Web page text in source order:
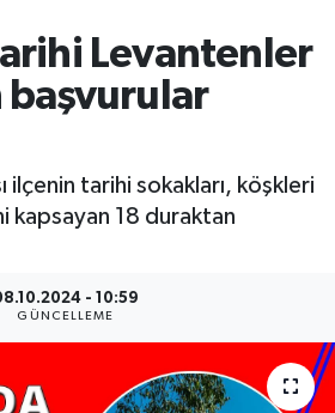
Levantenler
başvurular
ilçenin tarihi sokakları, köşkleri
kapsayan 18 duraktan
- 10:59
GÜNCELLEME